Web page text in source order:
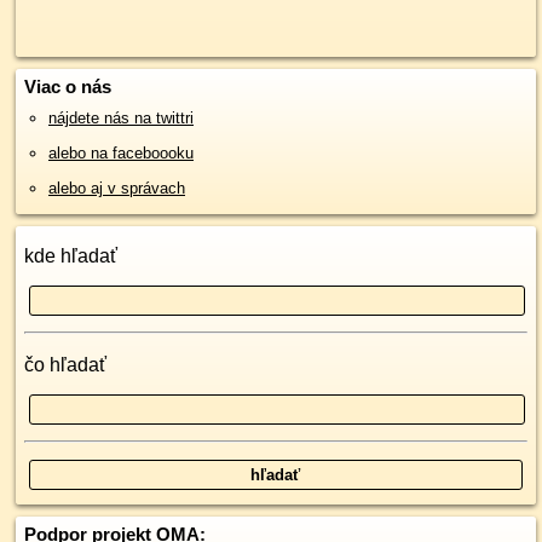
Viac o nás
nájdete nás na twittri
alebo na faceboooku
alebo aj v správach
kde hľadať
čo hľadať
Podpor projekt OMA: